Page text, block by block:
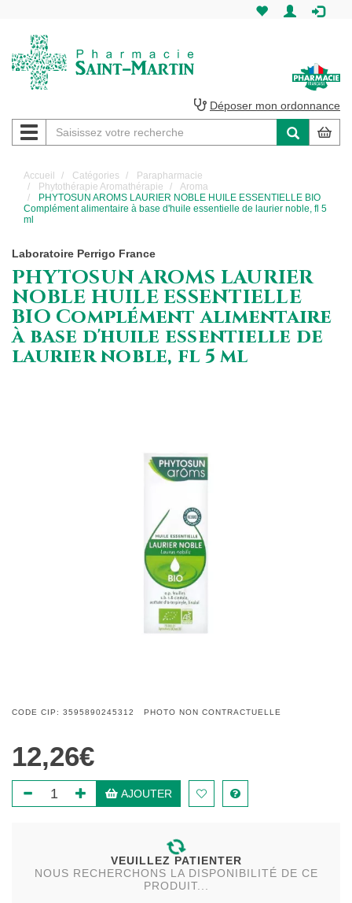
Martin
Pharmacie
Saint-
Martin
Déposer mon ordonnance
Navigation
Accueil Catégories
Parapharmacie
Phytothérapie Aromathérapie
Aroma
PHYTOSUN AROMS LAURIER NOBLE HUILE ESSENTIELLE BIO
Complément alimentaire à base d'huile essentielle de laurier noble, fl 5
ml
Laboratoire Perrigo France
PHYTOSUN AROMS LAURIER
NOBLE HUILE ESSENTIELLE
BIO Complément alimentaire
à base d'huile essentielle de
laurier noble, fl 5 ml
CODE CIP: 3595890245312 PHOTO NON CONTRACTUELLE
12,26€
AJOUTER
VEUILLEZ PATIENTER
NOUS RECHERCHONS LA DISPONIBILITÉ DE CE
PRODUIT...